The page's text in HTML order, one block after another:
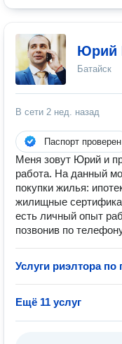
Юрий
Батайск
В сети 2 нед. назад
Паспорт проверен
Меня зовут Юрий и
работа. На данный
покупки жилья:
жилищные
есть личный опыт
позвонив по
Услуги риэлтора по
Ещё 11 услуг